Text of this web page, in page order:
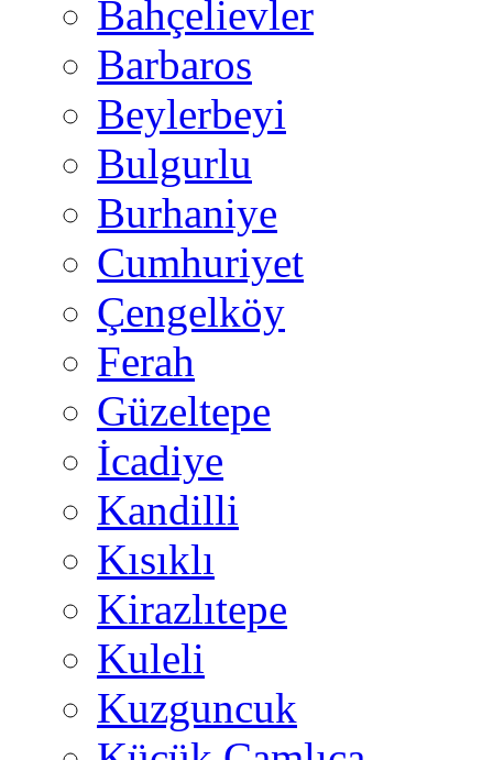
Bahçelievler
Barbaros
Beylerbeyi
Bulgurlu
Burhaniye
Cumhuriyet
Çengelköy
Ferah
Güzeltepe
İcadiye
Kandilli
Kısıklı
Kirazlıtepe
Kuleli
Kuzguncuk